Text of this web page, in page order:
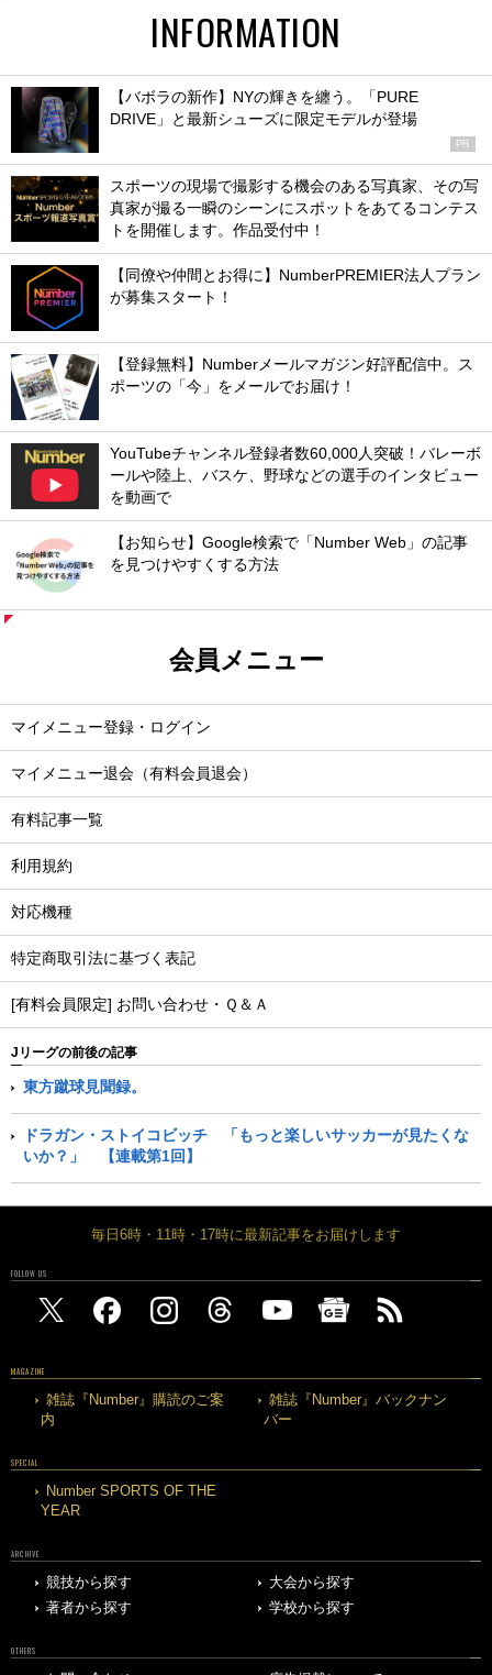
INFORMATION
【バボラの新作】NYの輝きを纏う。「PURE
DRIVE」と最新シューズに限定モデルが登場
PR
スポーツの現場で撮影する機会のある写真家、その写
真家が撮る一瞬のシーンにスポットをあてるコンテス
トを開催します。作品受付中！
【同僚や仲間とお得に】NumberPREMIER法人プラン
が募集スタート！
【登録無料】Numberメールマガジン好評配信中。ス
ポーツの「今」をメールでお届け！
YouTubeチャンネル登録者数60,000人突破！バレーボ
ールや陸上、バスケ、野球などの選手のインタビュー
を動画で
【お知らせ】Google検索で「Number Web」の記事
を見つけやすくする方法
会員メニュー
マイメニュー登録・ログイン
マイメニュー退会（有料会員退会）
有料記事一覧
利用規約
対応機種
特定商取引法に基づく表記
[有料会員限定] お問い合わせ・Ｑ＆Ａ
Jリーグの前後の記事
東方蹴球見聞録。
ドラガン・ストイコビッチ 「もっと楽しいサッカーが見たくな
いか？」 【連載第1回】
毎日6時・11時・17時に最新記事をお届けします
FOLLOW US
MAGAZINE
雑誌『Number』購読のご案
内
雑誌『Number』バックナン
バー
SPECIAL
Number SPORTS OF THE
YEAR
ARCHIVE
競技から探す
大会から探す
著者から探す
学校から探す
OTHERS